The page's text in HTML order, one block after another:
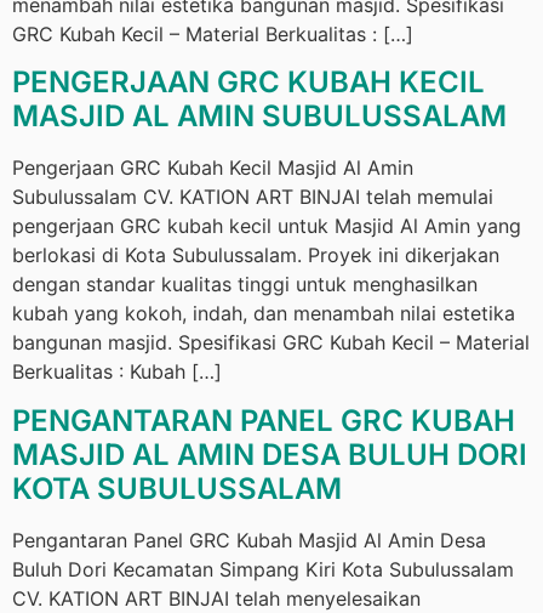
menambah nilai estetika bangunan masjid. Spesifikasi
GRC Kubah Kecil – Material Berkualitas : […]
PENGERJAAN GRC KUBAH KECIL
MASJID AL AMIN SUBULUSSALAM
Pengerjaan GRC Kubah Kecil Masjid Al Amin
Subulussalam CV. KATION ART BINJAI telah memulai
pengerjaan GRC kubah kecil untuk Masjid Al Amin yang
berlokasi di Kota Subulussalam. Proyek ini dikerjakan
dengan standar kualitas tinggi untuk menghasilkan
kubah yang kokoh, indah, dan menambah nilai estetika
bangunan masjid. Spesifikasi GRC Kubah Kecil – Material
Berkualitas : Kubah […]
PENGANTARAN PANEL GRC KUBAH
MASJID AL AMIN DESA BULUH DORI
KOTA SUBULUSSALAM
Pengantaran Panel GRC Kubah Masjid Al Amin Desa
Buluh Dori Kecamatan Simpang Kiri Kota Subulussalam
CV. KATION ART BINJAI telah menyelesaikan